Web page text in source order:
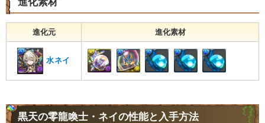
進化元 進化素材
水ネイ
黒天の零龍喚士・ネイの性能と入手方法